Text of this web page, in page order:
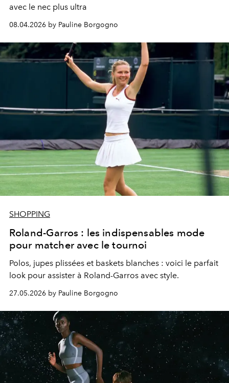
avec le nec plus ultra
08.04.2026 by Pauline Borgogno
SHOPPING
Roland-Garros : les indispensables mode
pour matcher avec le tournoi
Polos, jupes plissées et baskets blanches : voici le parfait
look pour assister à Roland-Garros avec style.
27.05.2026 by Pauline Borgogno